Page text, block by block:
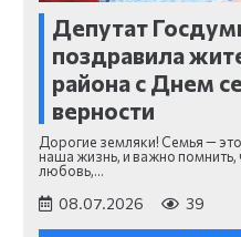
Депутат
поздравила
района с Днем
верности
Дорогие земляки! Семья —
наша жизнь, и важно помнить,
любовь,…
08.07.2026 39